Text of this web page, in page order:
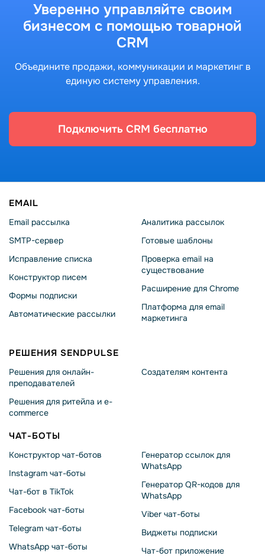
Уверенно управляйте своим
бизнесом с помощью товарной
CRM
Объедините продажи, коммуникации и маркетинг в
единую систему управления.
Подключить CRM бесплатно
EMAIL
Email рассылка
SMTP-сервер
Исправление списка
Конструктор писем
Формы подписки
Автоматические рассылки
Аналитика рассылок
Готовые шаблоны
Проверка email на
существование
Расширение для Chrome
Платформа для email
маркетинга
РЕШЕНИЯ SENDPULSE
Решения для онлайн-
преподавателей
Решения для ритейла и e-
commerce
Создателям контента
ЧАТ-БОТЫ
Конструктор чат-ботов
Instagram чат-боты
Чат-бот в TikTok
Facebook чат-боты
Telegram чат-боты
WhatsApp чат-боты
Генератор ссылок для
WhatsApp
Генератор QR-кодов для
WhatsApp
Viber чат-боты
Виджеты подписки
Чат-бот приложение